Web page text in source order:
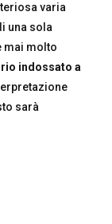
varia
una sola
mai molto
indossato a
sarà